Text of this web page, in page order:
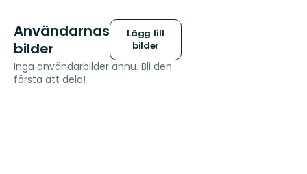
Användarnas
bilder
Lägg till
bilder
Inga användarbilder ännu. Bli den
första att dela!